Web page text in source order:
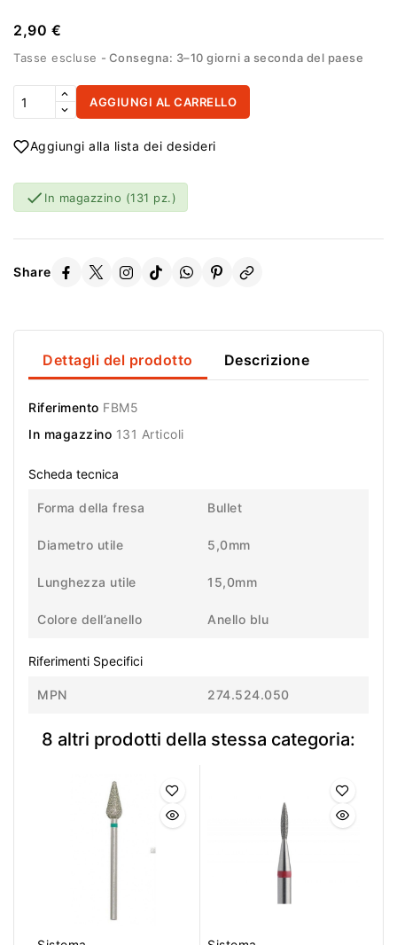
2,90 €
Tasse escluse Consegna: 3–10 giorni a seconda del paese
AGGIUNGI AL CARRELLO
Aggiungi alla lista dei desideri
 In magazzino (131 pz.)
Share
Dettagli del prodotto Descrizione
Riferimento FBM5
In magazzino 131 Articoli
Scheda tecnica
Forma della fresa Bullet
Diametro utile 5,0mm
Lunghezza utile 15,0mm
Colore dell’anello Anello blu
Riferimenti Specifici
MPN 274.524.050
8 altri prodotti della stessa categoria: